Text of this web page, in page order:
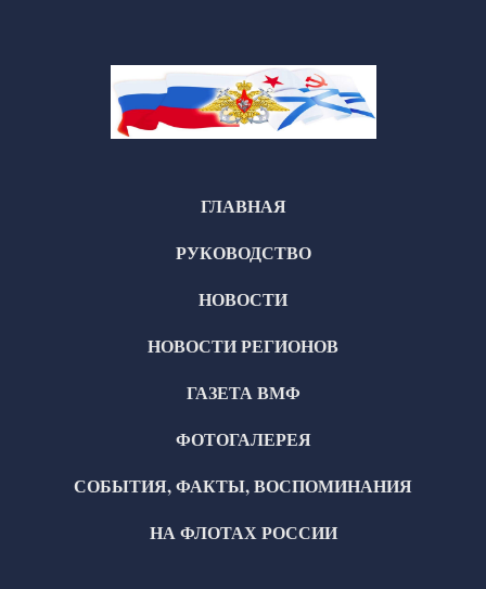
ГЛАВНАЯ
РУКОВОДСТВО
НОВОСТИ
НОВОСТИ РЕГИОНОВ
ГАЗЕТА ВМФ
ФОТОГАЛЕРЕЯ
СОБЫТИЯ, ФАКТЫ, ВОСПОМИНАНИЯ
НА ФЛОТАХ РОССИИ